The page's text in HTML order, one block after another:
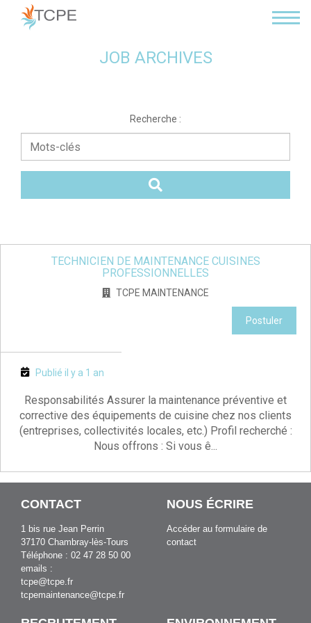
JOB ARCHIVES
Recherche :
TECHNICIEN DE MAINTENANCE CUISINES
PROFESSIONNELLES
TCPE MAINTENANCE
Postuler
Publié il y a 1 an
Responsabilités Assurer la maintenance préventive et
corrective des équipements de cuisine chez nos clients
(entreprises, collectivités locales, etc.) Profil recherché :
Nous offrons : Si vous ê...
CONTACT
1 bis rue Jean Perrin
37170 Chambray-lès-Tours
Téléphone : 02 47 28 50 00
emails :
tcpe@tcpe.fr
tcpemaintenance@tcpe.fr
NOUS ÉCRIRE
Accéder au formulaire de
contact
Panneau de gestion des cookies